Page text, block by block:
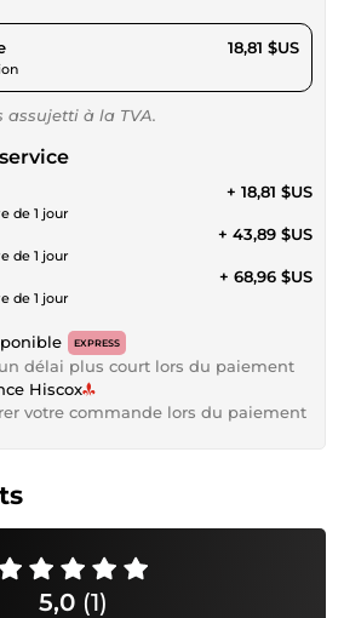
pour 17,34 $US 18,81 $US
assujetti à la TVA.
de 1 jour
+ 18,81 $US
de 1 jour
+ 43,89 $US
de 1 jour
+ 68,96 $US
EXPRESS
délai plus court lors du paiement
Hiscox
votre commande lors du paiement
5,0 (1)